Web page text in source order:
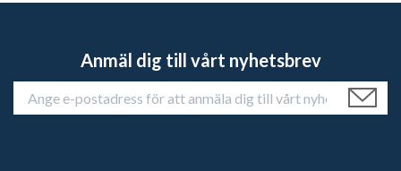
Anmäl dig till vårt nyhetsbrev